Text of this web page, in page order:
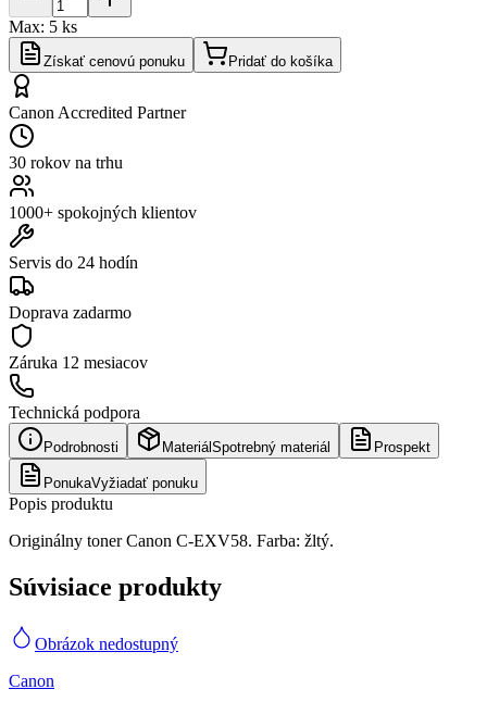
Max: 5 ks
Získať cenovú ponuku Pridať do košíka
Canon Accredited Partner
30 rokov na trhu
1000+ spokojných klientov
Servis do 24 hodín
Doprava zadarmo
Záruka 12 mesiacov
Technická podpora
Podrobnosti Materiál Spotrebný materiál Prospekt
PonukaVyžiadať ponuku
Popis produktu
Originálny toner Canon C-EXV58. Farba: žltý.
Súvisiace produkty
Obrázok nedostupný
Canon